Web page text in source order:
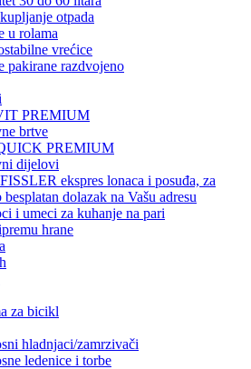
otpada
u rolama
vrećice
pakirane razdvojeno
PREMIUM
brtve
PREMIUM
dijelovi
ekspres lonaca i posuđa, za
besplatan dolazak na Vašu adresu
i umeci za kuhanje na pari
hrane
za bicikl
hladnjaci/zamrzivači
ledenice i torbe